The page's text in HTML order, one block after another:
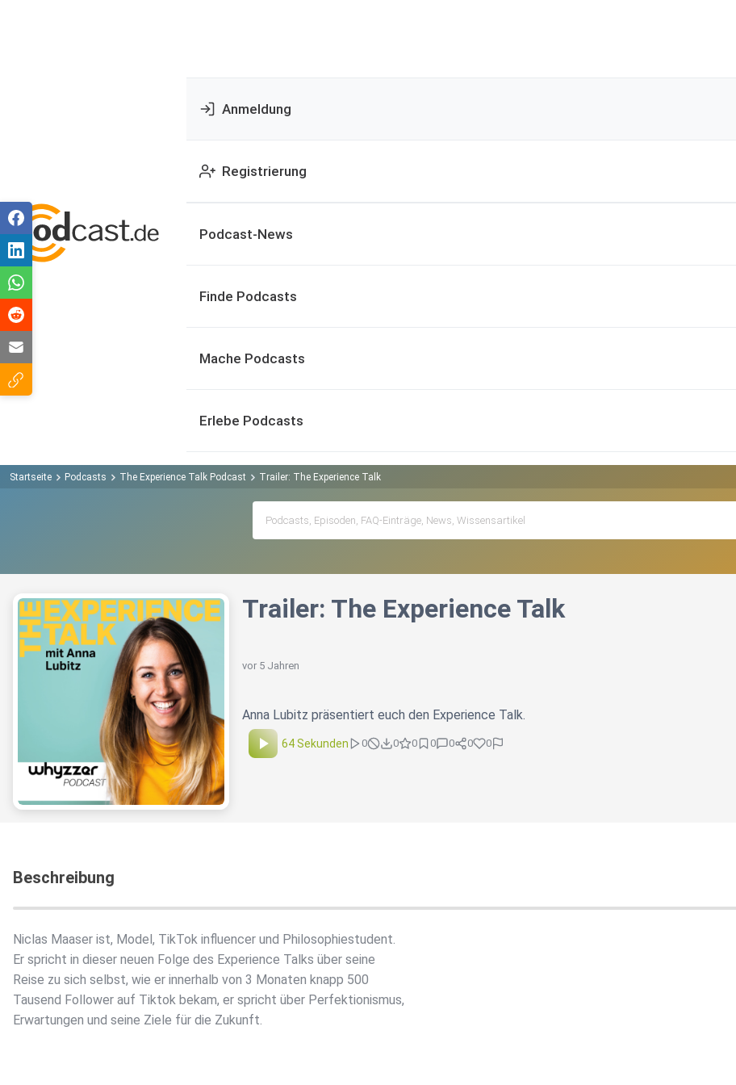
Anmeldung
Registrierung
Podcast-News
Finde Podcasts
Mache Podcasts
Erlebe Podcasts
Startseite Podcasts The Experience Talk Podcast Trailer: The Experience Talk
Trailer: The Experience Talk
vor 5 Jahren
Anna Lubitz präsentiert euch den Experience Talk.
64 Sekunden 0 0 0 0 0 0 0
Beschreibung
Niclas Maaser ist, Model, TikTok influencer und Philosophiestudent.
Er spricht in dieser neuen Folge des Experience Talks über seine
Reise zu sich selbst, wie er innerhalb von 3 Monaten knapp 500
Tausend Follower auf Tiktok bekam, er spricht über Perfektionismus,
Erwartungen und seine Ziele für die Zukunft.